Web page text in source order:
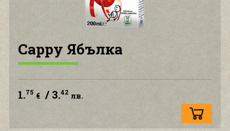
Cappy Ябълка
1.75 €/ 3.42 лв.